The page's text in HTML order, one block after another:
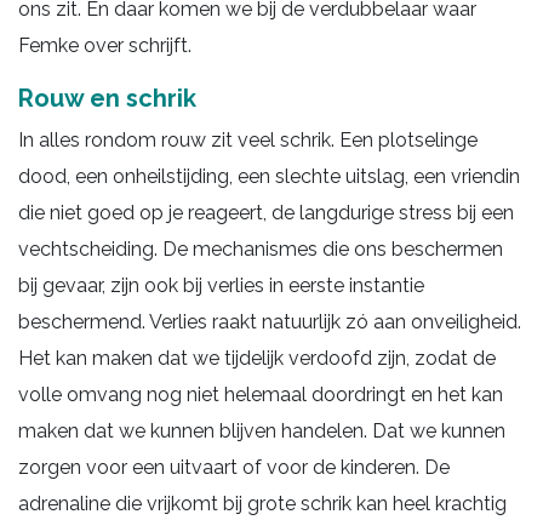
ons zit. En daar komen we bij de verdubbelaar waar
Femke over schrijft.
Rouw en schrik
In alles rondom rouw zit veel schrik. Een plotselinge
dood, een onheilstijding, een slechte uitslag, een vriendin
die niet goed op je reageert, de langdurige stress bij een
vechtscheiding. De mechanismes die ons beschermen
bij gevaar, zijn ook bij verlies in eerste instantie
beschermend. Verlies raakt natuurlijk zó aan onveiligheid.
Het kan maken dat we tijdelijk verdoofd zijn, zodat de
volle omvang nog niet helemaal doordringt en het kan
maken dat we kunnen blijven handelen. Dat we kunnen
zorgen voor een uitvaart of voor de kinderen. De
adrenaline die vrijkomt bij grote schrik kan heel krachtig